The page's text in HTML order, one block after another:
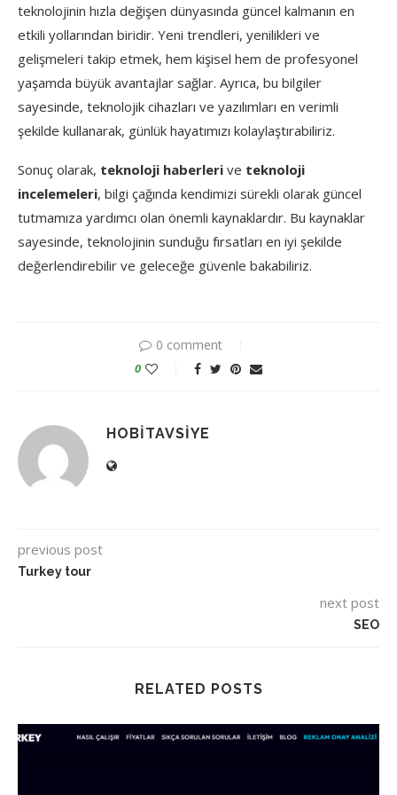
teknolojinin hızla değişen dünyasında güncel kalmanın en
etkili yollarından biridir. Yeni trendleri, yenilikleri ve
gelişmeleri takip etmek, hem kişisel hem de profesyonel
yaşamda büyük avantajlar sağlar. Ayrıca, bu bilgiler
sayesinde, teknolojik cihazları ve yazılımları en verimli
şekilde kullanarak, günlük hayatımızı kolaylaştırabiliriz.
Sonuç olarak, teknoloji haberleri ve teknoloji
incelemeleri, bilgi çağında kendimizi sürekli olarak güncel
tutmamıza yardımcı olan önemli kaynaklardır. Bu kaynaklar
sayesinde, teknolojinin sunduğu fırsatları en iyi şekilde
değerlendirebilir ve geleceğe güvenle bakabiliriz.
0 comment
0
HOBITAVSIYE
previous post
Turkey tour
next post
SEO
RELATED POSTS